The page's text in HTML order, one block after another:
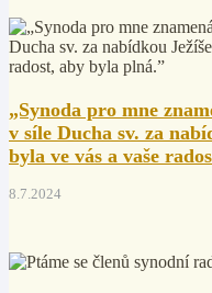
„Synoda pro mne
v síle Ducha sv. za
byla ve vás a vaše
8.7.2024